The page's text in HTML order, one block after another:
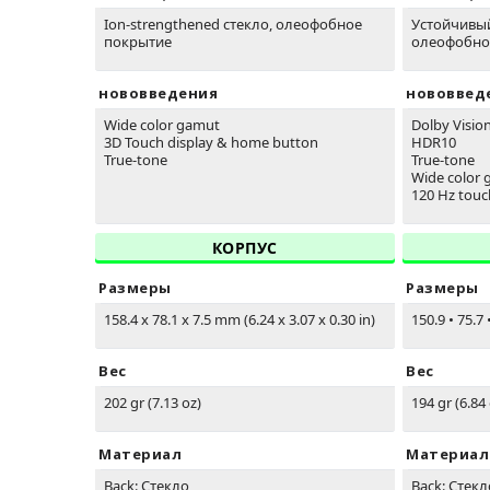
Ion-strengthened стекло, олеофобное
покрытие
нововведения
Wide color gamut
3D Touch display & home button
True-tone
КОРПУС
Размеры
158.4 x 78.1 x 7.5 mm (6.24 x 3.07 x 0.30 in)
Вес
202 gr (7.13 oz)
Материал
Back: Стекло
Dolby
HDR10
True-tone
Wide color
120 Hz
Размеры
150.9 • 75.7
Вес
194 gr (6.84
Материал
Back: